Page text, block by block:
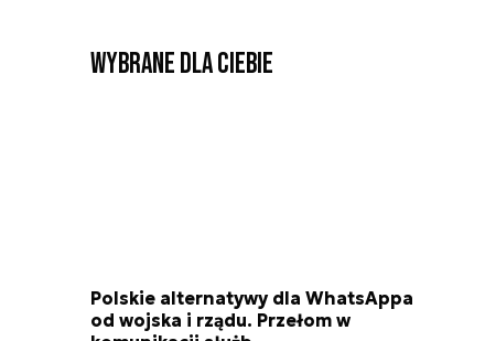
Wybrane dla Ciebie
Polskie alternatywy dla WhatsAppa
od wojska i rządu. Przełom w